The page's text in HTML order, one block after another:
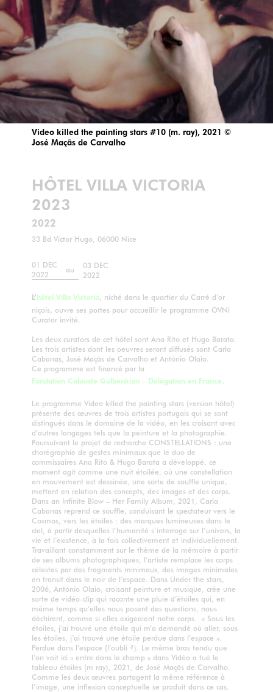
Video killed the painting stars #10 (m. ray), 2021 ©
José Maçãs de Carvalho
HÔTEL VILLA VICTORIA
2023
2022
33 Bd Victor Hugo, 06000 Nice
01 DEC
2022
au
03 DEC
2022
L’hôtel Villa Victoria , niché dans le quartier du Carré d’or
niçois, ouvre ses portes pour accueillir le programme OVNi
Curator invité.
Les deux curators de cet hôtel sont Ana Rito et Hugo Barata.
Les trois artistes dont les oeuvres seront diffusés sont Carla
Cabanas, José Maçãs de Carvalho et António Olaio.
Ce programme est financé par la
Fondation Calouste Gulbenkian – Délégation en France
Le programme Video killed the painting stars (version hôtel)
présente des œuvres de trois artistes portugais qui se sont
distingués dans le domaine de la vidéo, en les croisant avec
d’autres langages tels que la peinture et la photographie.
Poursuivant le projet de recherche CONSTELLATIONS : une
chorégraphie de gestes minimaux que le duo de
commissaires Ana Rito & Hugo Barata a développé, ce
moment agit comme une nuit étoilée, où une constellation
en mouvement est dessinée, une sorte de souffle unique,
mettant en relation des concepts, des images et des corps.
Dans an Infinite Blow – Her Family Album, 2021, Carla
Cabanas reprend ce souffle, conduisant le spectateur vers le
Cosmos, vers les étoiles : des marques lumineuses dans le
ciel, à partir desquelles l’humanité s’interroge sur l’univers, la
vie et l’existence, à la fois collectivement et individuellement.
Travaillant constamment sur le thème de la mémoire à partir
de ses albums photographiques, l’artiste remplace les corps
célestes par des fragments minimaux, des images minimales
en transit dans le noir de l’espace. Dans Under the stars,
2006, António Olaio, croisant peinture et musique, crée une
sorte de vidéo-clip qui raconte une pluie d’étoiles qui, en
même temps qu’elles nous posent des questions, nous
déchirent, comme si elles exigeaient notre corps. « Sous les
étoiles, j’ai trouvé une étoile qui m’a demandé où aller, sous
les étoiles, j’ai trouvé une étoile perdue dans l’espace ».
Perdue dans l’espace (l’oubli ?). Le même bras tendu que
l’on voit ici « entre dans le champ » dans Vidéo a tué le
tableau étoiles (m ray), 2021, de José Maçãs de Carvalho.
Comme les deux œuvres partagent la même référence à
l’image, une inflexion conceptuelle se produit dans ce cas.